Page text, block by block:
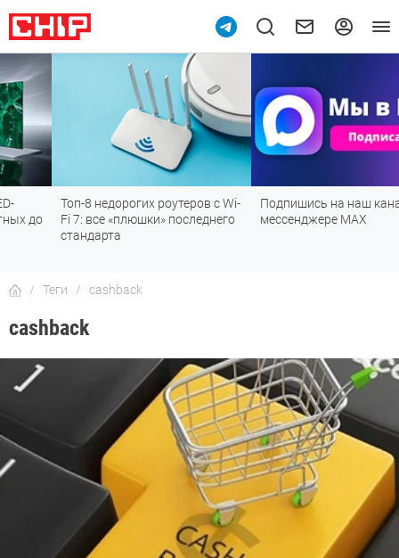
Топ-8 недорогих роутеров с Wi-
Fi 7: все «плюшки» последнего
стандарта
Подпишись на наш канал в
мессенджере МАХ
Теги cashback
cashback